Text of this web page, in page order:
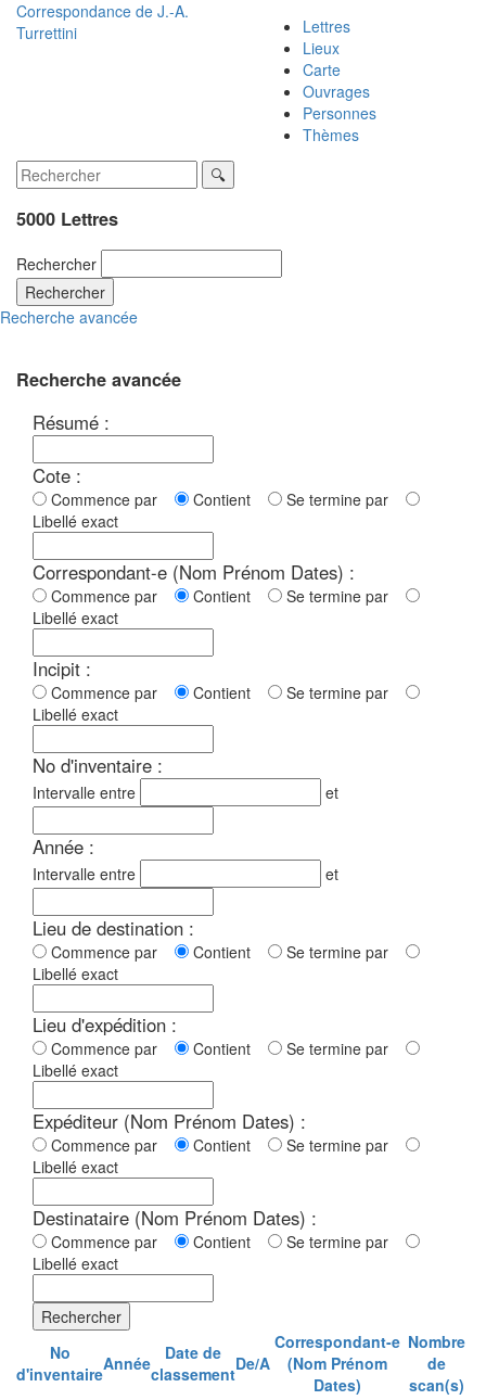
Correspondance de J.-A.
Turrettini
Lettres
Lieux
Carte
Ouvrages
Personnes
Thèmes
5000 Lettres
Rechercher
Rechercher
Recherche avancée
Recherche avancée
Résumé :
Cote :
Commence par Contient
Se termine par
Libellé exact
Correspondant-e (Nom Prénom Dates) :
Commence par Contient
Se termine par
Libellé exact
Incipit :
Commence par Contient
Se termine par
Libellé exact
No d'inventaire :
Intervalle entre et
Année :
Intervalle entre et
Lieu de destination :
Commence par Contient
Se termine par
Libellé exact
Lieu d'expédition :
Commence par Contient
Se termine par
Libellé exact
Expéditeur (Nom Prénom Dates) :
Commence par Contient
Se termine par
Libellé exact
Destinataire (Nom Prénom Dates) :
Commence par Contient
Se termine par
Libellé exact
Rechercher
No
d'inventaireAnnée
Date de
classementDe/A
Correspondant-e
(Nom Prénom
Dates)
Nombre
de
scan(s)